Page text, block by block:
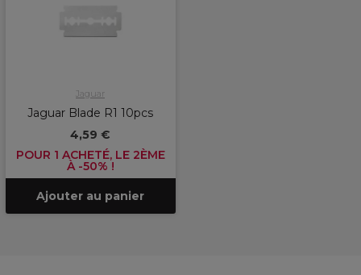
Jaguar
Jaguar Blade R1 10pcs
4,59 €
POUR 1 ACHETÉ, LE 2ÈME
À -50% !
Ajouter au panier